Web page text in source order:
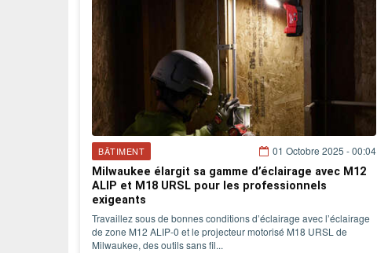
BÂTIMENT
01 Octobre 2025 - 00:04
Milwaukee élargit sa gamme d’éclairage avec M12
ALIP et M18 URSL pour les professionnels
exigeants
Travaillez sous de bonnes conditions d’éclairage avec l’éclairage
de zone M12 ALIP-0 et le projecteur motorisé M18 URSL de
Milwaukee, des outils sans fil...